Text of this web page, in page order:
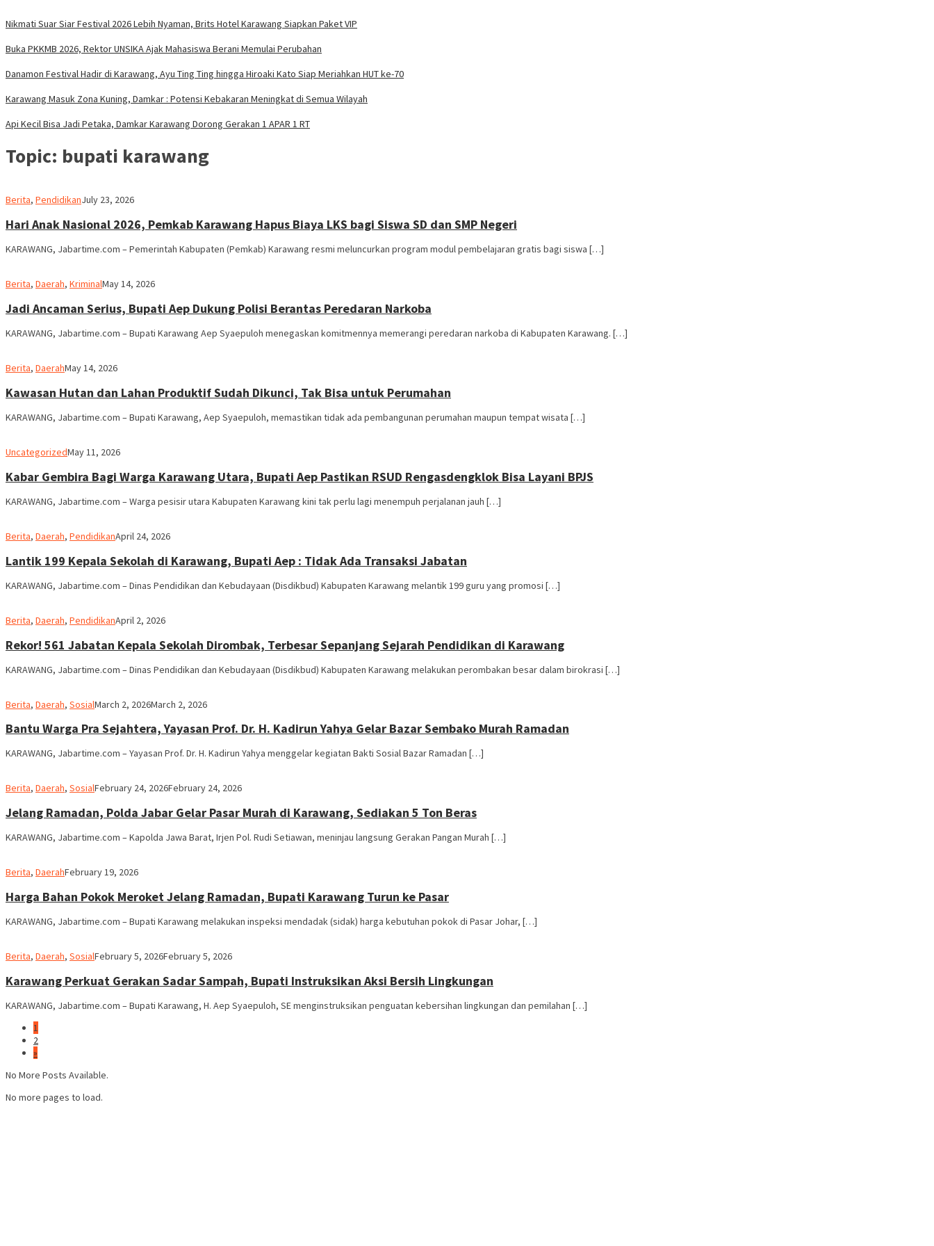
Nikmati Suar Siar Festival 2026 Lebih Nyaman, Brits Hotel Karawang Siapkan Paket VIP
Buka PKKMB 2026, Rektor UNSIKA Ajak Mahasiswa Berani Memulai Perubahan
Danamon Festival Hadir di Karawang, Ayu Ting Ting hingga Hiroaki Kato Siap Meriahkan HUT ke-70
Karawang Masuk Zona Kuning, Damkar : Potensi Kebakaran Meningkat di Semua Wilayah
Api Kecil Bisa Jadi Petaka, Damkar Karawang Dorong Gerakan 1 APAR 1 RT
Topic: bupati karawang
Berita, Pendidikanadmin
July 23, 2026
Hari Anak Nasional 2026, Pemkab Karawang Hapus Biaya LKS bagi Siswa SD dan SMP Negeri
KARAWANG, Jabartime.com – Pemerintah Kabupaten (Pemkab) Karawang resmi meluncurkan program modul pembelajaran gratis bagi siswa […]
Berita, Daerah, Kriminaladmin
May 14, 2026
Jadi Ancaman Serius, Bupati Aep Dukung Polisi Berantas Peredaran Narkoba
KARAWANG, Jabartime.com – Bupati Karawang Aep Syaepuloh menegaskan komitmennya memerangi peredaran narkoba di Kabupaten Karawang. […]
Berita, Daerahadmin
May 14, 2026
Kawasan Hutan dan Lahan Produktif Sudah Dikunci, Tak Bisa untuk Perumahan
KARAWANG, Jabartime.com – Bupati Karawang, Aep Syaepuloh, memastikan tidak ada pembangunan perumahan maupun tempat wisata […]
Uncategorizedadmin
May 11, 2026
Kabar Gembira Bagi Warga Karawang Utara, Bupati Aep Pastikan RSUD Rengasdengklok Bisa Layani BPJS
KARAWANG, Jabartime.com – Warga pesisir utara Kabupaten Karawang kini tak perlu lagi menempuh perjalanan jauh […]
Berita, Daerah, Pendidikanadmin
April 24, 2026
Lantik 199 Kepala Sekolah di Karawang, Bupati Aep : Tidak Ada Transaksi Jabatan
KARAWANG, Jabartime.com – Dinas Pendidikan dan Kebudayaan (Disdikbud) Kabupaten Karawang melantik 199 guru yang promosi […]
Berita, Daerah, Pendidikanadmin
April 2, 2026
Rekor! 561 Jabatan Kepala Sekolah Dirombak, Terbesar Sepanjang Sejarah Pendidikan di Karawang
KARAWANG, Jabartime.com – Dinas Pendidikan dan Kebudayaan (Disdikbud) Kabupaten Karawang melakukan perombakan besar dalam birokrasi […]
Berita, Daerah, Sosialadmin
March 2, 2026March 2, 2026
Bantu Warga Pra Sejahtera, Yayasan Prof. Dr. H. Kadirun Yahya Gelar Bazar Sembako Murah Ramadan
KARAWANG, Jabartime.com – Yayasan Prof. Dr. H. Kadirun Yahya menggelar kegiatan Bakti Sosial Bazar Ramadan […]
Berita, Daerah, Sosialadmin
February 24, 2026February 24, 2026
Jelang Ramadan, Polda Jabar Gelar Pasar Murah di Karawang, Sediakan 5 Ton Beras
KARAWANG, Jabartime.com – Kapolda Jawa Barat, Irjen Pol. Rudi Setiawan, meninjau langsung Gerakan Pangan Murah […]
Berita, Daerahadmin
February 19, 2026
Harga Bahan Pokok Meroket Jelang Ramadan, Bupati Karawang Turun ke Pasar
KARAWANG, Jabartime.com – Bupati Karawang melakukan inspeksi mendadak (sidak) harga kebutuhan pokok di Pasar Johar, […]
Berita, Daerah, Sosialadmin
February 5, 2026February 5, 2026
Karawang Perkuat Gerakan Sadar Sampah, Bupati Instruksikan Aksi Bersih Lingkungan
KARAWANG, Jabartime.com – Bupati Karawang, H. Aep Syaepuloh, SE menginstruksikan penguatan kebersihan lingkungan dan pemilahan […]
1
2
»
No More Posts Available.
No more pages to load.